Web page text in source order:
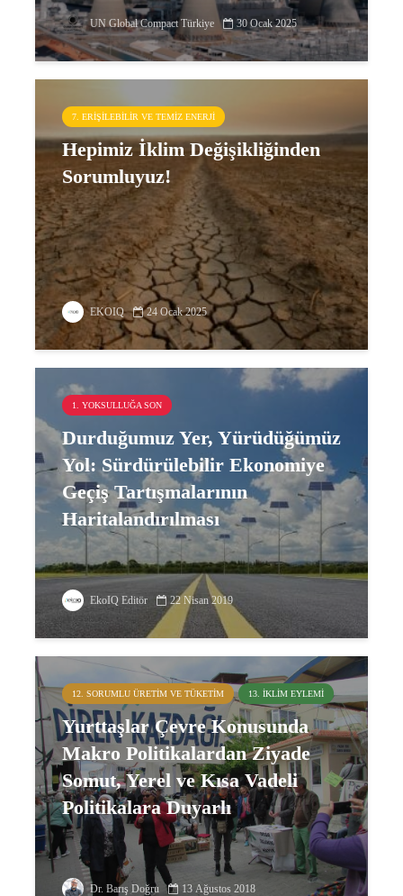
UN Global Compact Türkiye 30 Ocak 2025
7. ERIŞILEBILIR VE TEMIZ ENERJI
Hepimiz İklim Değişikliğinden
Sorumluyuz!
EKOIQ 24 Ocak 2025
1. YOKSULLUĞA SON
Durduğumuz Yer, Yürüdüğümüz
Yol: Sürdürülebilir Ekonomiye
Geçiş Tartışmalarının
Haritalandırılması
EkoIQ Editör 22 Nisan 2019
12. SORUMLU ÜRETIM VE TÜKETIM 13. İKLIM EYLEMI
Yurttaşlar Çevre Konusunda
Makro Politikalardan Ziyade
Somut, Yerel ve Kısa Vadeli
Politikalara Duyarlı
Dr. Barış Doğru 13 Ağustos 2018